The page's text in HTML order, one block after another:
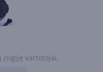
įsigiję vartotojai.